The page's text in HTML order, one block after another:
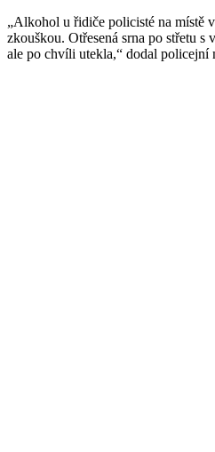
„Alkohol u řidiče policisté na místě
zkouškou. Otřesená srna po střetu s
ale po chvíli utekla,“ dodal policejní